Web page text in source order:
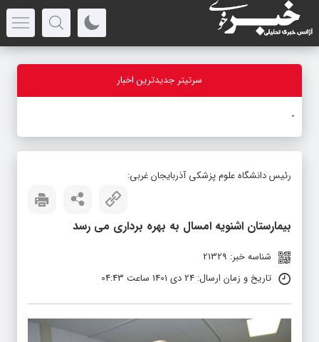
سرتیتر جدیدترین اخبار
بازدید
رئیس دانشگاه علوم پزشکی آذربایجان غربی:
بیمارستان اشنویه امسال به بهره برداری می رسد
شناسه خبر: 21329
تاریخ و زمان ارسال: 24 دی 1401 ساعت 04:43